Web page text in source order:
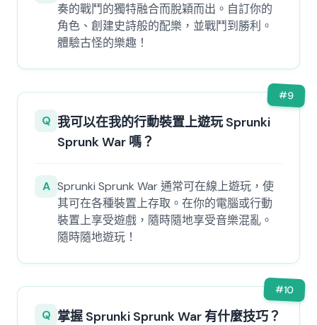
奏的戰鬥的獨特融合而脫穎而出。自訂你的
角色、創建史詩般的配樂，並戰鬥到勝利。
體驗古怪的樂趣！
#9
Q 我可以在我的行動裝置上遊玩 Sprunki
Sprunk War 嗎？
A Sprunki Sprunk War 通常可在線上遊玩，使
其可在各種裝置上存取。在你的電腦或行動
裝置上享受遊戲，隨時隨地享受音樂混亂。
隨時隨地遊玩！
#10
Q 掌握 Sprunki Sprunk War 有什麼技巧？